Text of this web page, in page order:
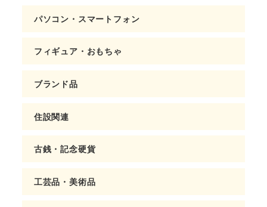
パソコン・スマートフォン
フィギュア・おもちゃ
ブランド品
住設関連
古銭・記念硬貨
工芸品・美術品